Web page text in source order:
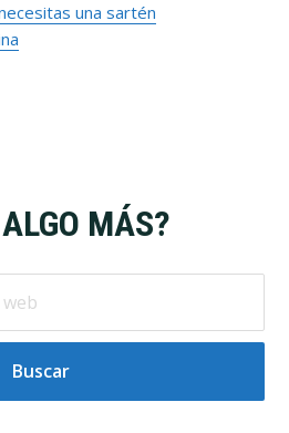
una sartén
MÁS?